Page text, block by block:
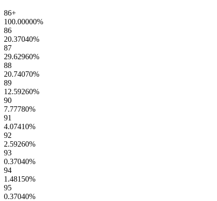
86+
100.00000%
86
20.37040%
87
29.62960%
88
20.74070%
89
12.59260%
90
7.77780%
91
4.07410%
92
2.59260%
93
0.37040%
94
1.48150%
95
0.37040%